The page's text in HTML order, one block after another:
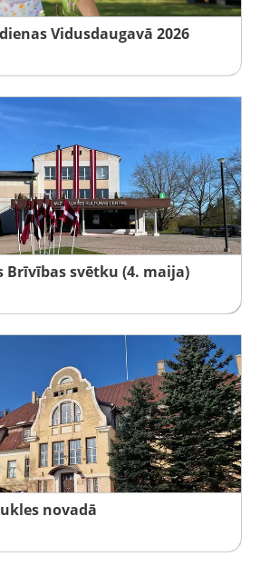
Vidusdaugavā 2026
Brīvības svētku (4. maija)
novadā